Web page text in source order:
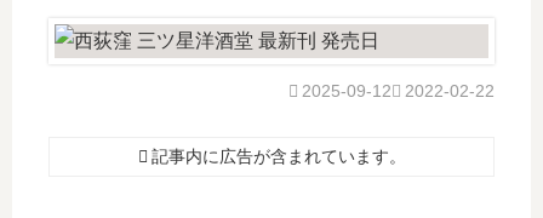
2022-02-22
2025-09-12
記事内に広告が含まれています。